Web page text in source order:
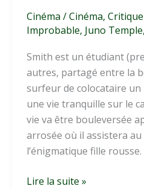
Cinéma /Cinéma,
Improbable, Juno Temple,
Smith est un étudiant
autres, partagé entre la
surfeur de colocataire un
une vie tranquille sur le
vie va être bouleversée
arrosée où il assistera
l’énigmatique fille rousse.
Kaboom
Lire la suite »